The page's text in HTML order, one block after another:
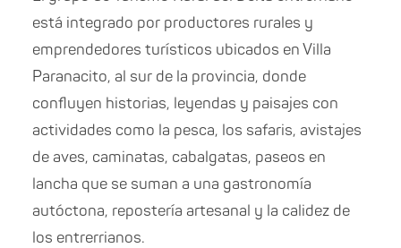
está integrado por productores rurales y
emprendedores turísticos ubicados en Villa
Paranacito, al sur de la provincia, donde
confluyen historias, leyendas y paisajes con
actividades como la pesca, los safaris, avistajes
de aves, caminatas, cabalgatas, paseos en
lancha que se suman a una gastronomía
autóctona, repostería artesanal y la calidez de
los entrerrianos.